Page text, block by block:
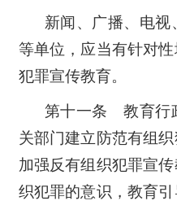
新闻、广播、电
等单位，应当有针对
犯罪宣传教育。
第十一条 教育行
关部门建立防范有组
加强反有组织犯罪宣
织犯罪的意识，教育